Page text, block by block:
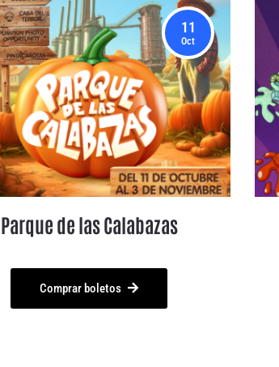
11
Oct
Parque de las Calabazas
Comprar boletos